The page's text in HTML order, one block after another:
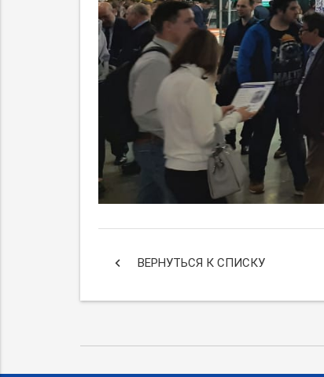
keyboard_arrow_left ВЕРНУТЬСЯ К СПИСКУ